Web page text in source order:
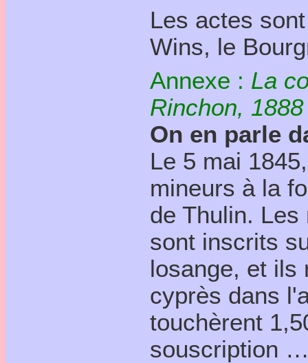
Les actes
Wins, le
Annexe : La
Rinchon, 1888
On en parle
Le 5 mai
mineurs à la
de Thulin.
sont inscrits
losange, et ils
cyprès dans
touchèrent
souscription